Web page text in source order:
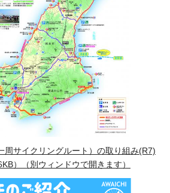
周サイクリングルート）の取り組み(R7)
）（別ウィンドウで開きます）